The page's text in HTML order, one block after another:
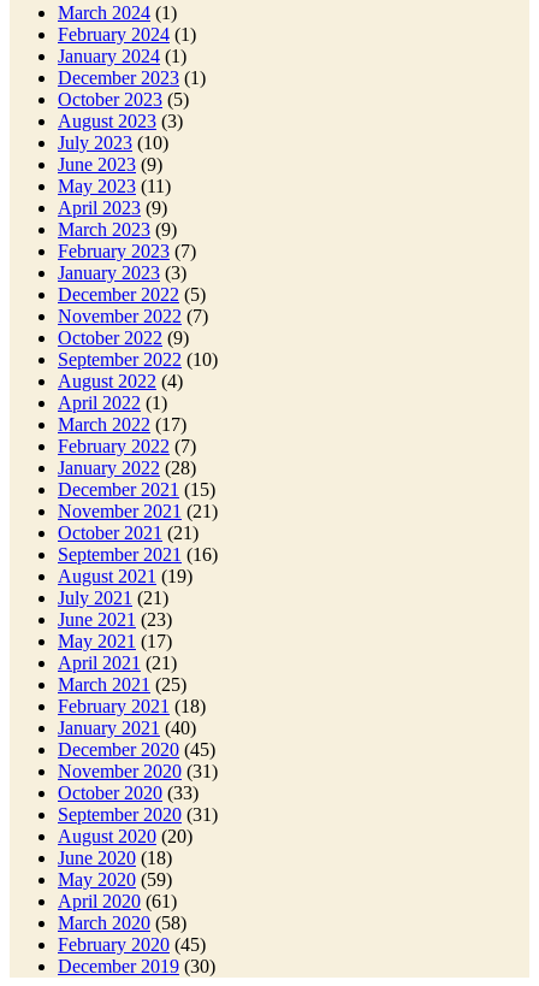
March 2024 (1)
February 2024 (1)
January 2024 (1)
December 2023 (1)
October 2023 (5)
August 2023 (3)
July 2023 (10)
June 2023 (9)
May 2023 (11)
April 2023 (9)
March 2023 (9)
February 2023 (7)
January 2023 (3)
December 2022 (5)
November 2022 (7)
October 2022 (9)
September 2022 (10)
August 2022 (4)
April 2022 (1)
March 2022 (17)
February 2022 (7)
January 2022 (28)
December 2021 (15)
November 2021 (21)
October 2021 (21)
September 2021 (16)
August 2021 (19)
July 2021 (21)
June 2021 (23)
May 2021 (17)
April 2021 (21)
March 2021 (25)
February 2021 (18)
January 2021 (40)
December 2020 (45)
November 2020 (31)
October 2020 (33)
September 2020 (31)
August 2020 (20)
June 2020 (18)
May 2020 (59)
April 2020 (61)
March 2020 (58)
February 2020 (45)
December 2019 (30)